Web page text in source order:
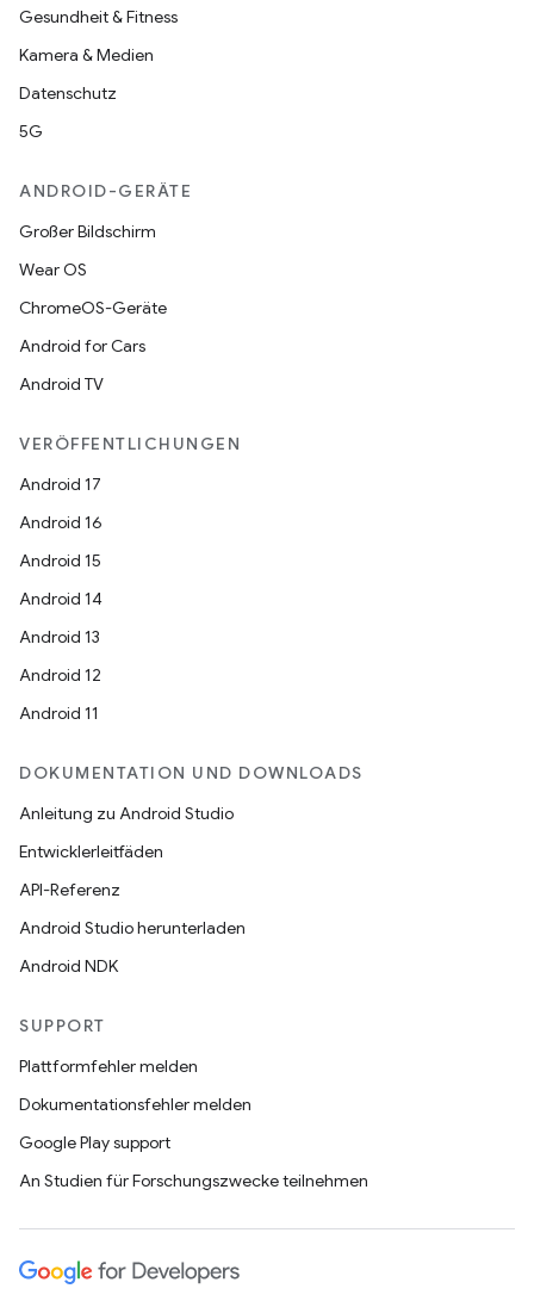
Gesundheit & Fitness
Kamera & Medien
Datenschutz
5G
ANDROID-GERÄTE
Großer Bildschirm
Wear OS
ChromeOS-Geräte
Android for Cars
Android TV
VERÖFFENTLICHUNGEN
Android 17
Android 16
Android 15
Android 14
Android 13
Android 12
Android 11
DOKUMENTATION UND DOWNLOADS
Anleitung zu Android Studio
Entwicklerleitfäden
API-Referenz
Android Studio herunterladen
Android NDK
SUPPORT
Plattformfehler melden
Dokumentationsfehler melden
Google Play support
An Studien für Forschungszwecke teilnehmen